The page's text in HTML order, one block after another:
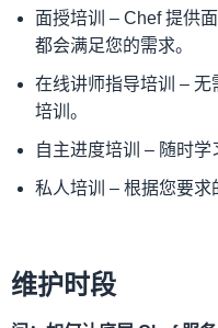
面授培训 – Chef 提供
都会满足您的需求。
在线讲师指导培训 –
培训。
自主进度培训 – 随时学
私人培训 – 根据您要求
维护时段